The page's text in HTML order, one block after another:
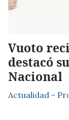
Vuoto
destacó
Nacional
Actualidad -